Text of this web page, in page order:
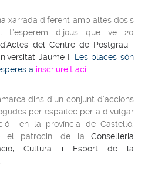
xarrada diferent amb altes dosis
t’esperem dijous que ve 20
del Centre de Postgrau i
Jaume I
Les places són
a inscriure’t ací
dins d’un conjunt d’accions
per espaitec per a divulgar
en la província de Castelló.
el patrocini de la Conselleria
Cultura i Esport de la